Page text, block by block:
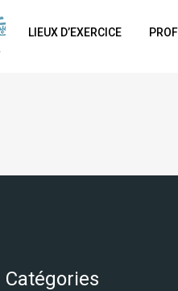
LIEUX D’EXERCICE
Catégories